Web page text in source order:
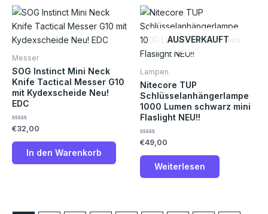
Messer
SOG Instinct Mini Neck
Knife Tactical Messer G10
mit Kydexscheide Neu!
EDC
Bewertet
0
€32,00
In den Warenkorb
AUSVERKAUFT
Lampen
Nitecore TUP
Schlüsselanhängerlampe
1000 Lumen schwarz mini
Flaslight NEU!!
Bewertet
0
€49,00
Weiterlesen